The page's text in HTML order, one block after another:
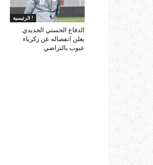
الرئيسية !
الدفاع الحسني الجديدي
يعلن انفصاله عن زكرياء
عبوب بالتراضي